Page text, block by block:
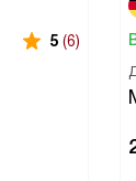
5 (6)